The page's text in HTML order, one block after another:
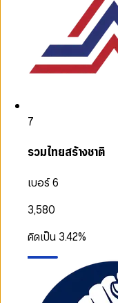
7
รวมไทยสร้างชาติ
เบอร์ 6
3,580
คิดเป็น 3.42%